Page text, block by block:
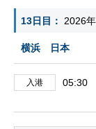
13日目 2026
横浜 日本
入港 05:30